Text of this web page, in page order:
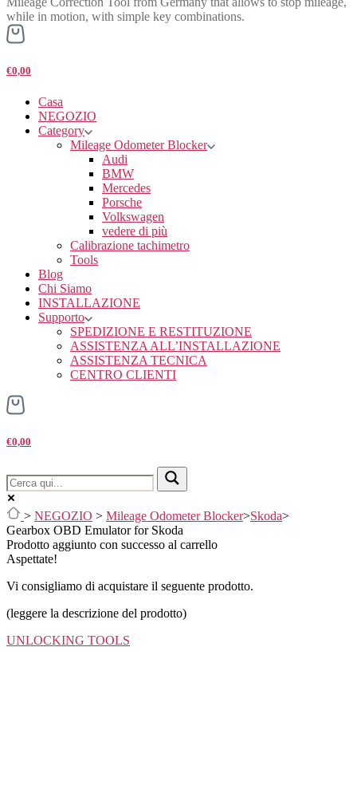
while in motion, with simple key combinations.
€0,00
Casa
NEGOZIO
Category
Mileage Odometer Blocker
Audi
BMW
Mercedes
Porsche
Volkswagen
vedere di più
Calibrazione tachimetro
Tools
Blog
Chi Siamo
INSTALLAZIONE
Supporto
SPEDIZIONE E RESTITUZIONE
ASSISTENZA ALL’INSTALLAZIONE
ASSISTENZA TECNICA
CENTRO CLIENTI
€0,00
> NEGOZIO > Mileage Odometer Blocker>Skoda>
Gearbox OBD Emulator for Skoda
Prodotto aggiunto con successo al carrello
Aspettate!
Vi consigliamo di acquistare il seguente prodotto.
(leggere la descrizione del prodotto)
UNLOCKING TOOLS